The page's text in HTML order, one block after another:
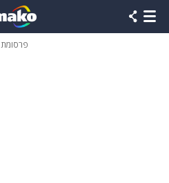
פרסומת